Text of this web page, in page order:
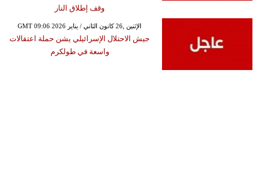
وقف إطلاق النار
GMT 09:06 2026 الإثنين ,26 كانون الثاني / يناير
جيش الاحتلال الإسرائيلي يشن حملة اعتقالات
واسعة في طولكرم